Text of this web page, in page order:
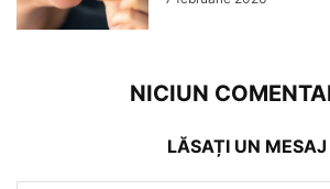
NICIUN
LĂSAȚI UN MESAJ